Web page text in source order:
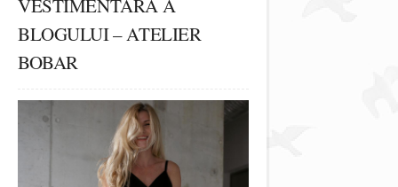
VESTIMENTARĂ A
BLOGULUI – ATELIER
BOBAR